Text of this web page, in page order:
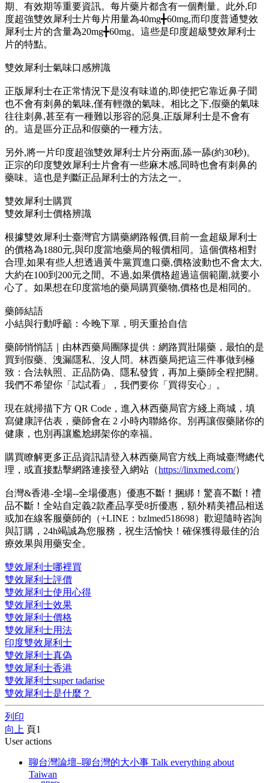
期、有效期等重要資訊。每片藥片都含有一個劑量。此外,印
度超強雙效犀利士片每片用量為40mg╋60mg,而印度普通雙效
犀利士片的含量為20mg╋60mg。這些是印度超級雙效犀利士
片的特點。
雙效犀利士氣味口感辨識
正版犀利士在正常情況下是沒有味道的,即使把它靠近鼻子聞
也不會有刺鼻的氣味,僅有輕微的氣味。相比之下,假藥的氣味
往往刺鼻,甚至有一種難以形容的惡臭,正版犀利士是不會有
的。這是區分正品和假藥的一種方法。
另外,將一片印度超強雙效犀利士片分兩面,舔一舔(約30秒)。
正宗的印度雙效犀利士片會有一些麻木感,同時也會有刺鼻的
藥味。這也是判斷正品犀利士的方法之一。
雙效犀利士購買
雙效犀利士價格辨識
根據雙效犀利士臺灣官方購藥網路報價,目前一盒超級犀利士
的價格為1880元,與印度當地藥局的報價相同。這個價格相對
合理,如果有些人想透過黃牛黨買進口藥,價格波動也不會太大,
大約在100到200元之間。不過,如果價格超過這個範圍,就要小
心了。如果想在印度當地的藥局購買藥物,價格也是相同的。
藥師結語
小結與行動呼籲：今晚下單，明天重拾自信
藥師悄悄話｜由林西藥局團隊提供：網路買壯陽藥，最怕的是
買到假藥、洩漏隱私、沒人問。林西藥局把這三件事做到極
致：合法執照、正品防偽、隱私發貨，再加上藥師全程把關。
我們不希望你「試試看」，我們要你「買得安心」。
現在就掃描下方 QR Code，進入林西藥局官方綫上商城，填
寫健康評估表，藥師會在 2 小時內聯絡你。別再讓假藥賭你的
健康，也別再讓尷尬綁架你的幸福。
購買瞭解更多正品資訊請登入林西藥局官方线上商城臺灣總代
理，或直接點擊網路連接登入網站（https://linxmed.com/）
台灣&香港-全場--全場優惠）優惠不斷！捆綁！驚喜不斷！禮
品不斷！全站自定義2款產品享受8折優惠，額外精美禮品相送
或加在線客服藥師的（+LINE：bzlmed518698）歡迎隨時咨詢
與訂購，24h竭誠為您服務，祝生活愉快！確保獲得最佳的治
療效果與用藥安全。
雙效犀利士哪裡買
雙效犀利士評價
雙效犀利士使用心得
雙效犀利士效果
雙效犀利士價格
雙效犀利士用法
印度雙效犀利士
雙效犀利士真偽
雙效犀利士香港
雙效犀利士super tadarise
雙效犀利士是什麼？
列印
向上 頁1
User actions
聊台灣論壇–聊台灣的大小事 Talk everything about
Taiwan